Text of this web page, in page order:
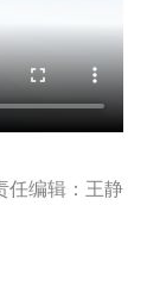
任编辑：王静